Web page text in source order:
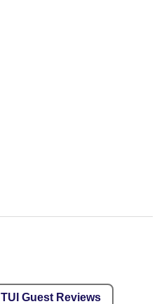
TUI Guest Reviews